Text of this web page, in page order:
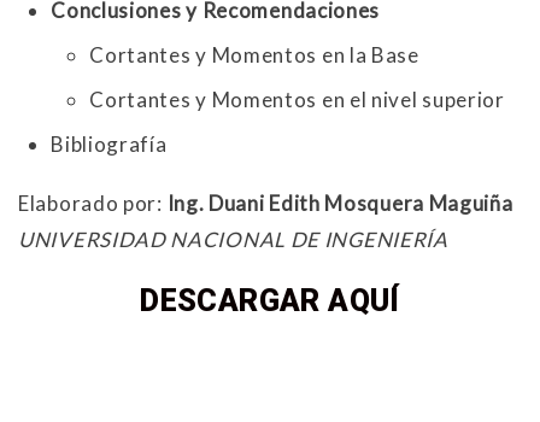
Conclusiones y Recomendaciones
Cortantes y Momentos en la Base
Cortantes y Momentos en el nivel superior
Bibliografía
Elaborado por: Ing. Duani Edith Mosquera Maguiña
UNIVERSIDAD NACIONAL DE INGENIERÍA
DESCARGAR AQUÍ